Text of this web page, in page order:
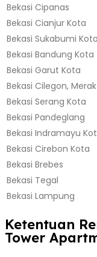
Bekasi Cipanas
Bekasi Cianjur Kota
Bekasi Sukabumi Kota
Bekasi Bandung Kota
Bekasi Garut Kota
Bekasi Cilegon, Merak
Bekasi Serang Kota
Bekasi Pandeglang
Bekasi Indramayu
Bekasi Cirebon Kota
Bekasi Brebes
Bekasi Tegal
Bekasi Lampung
Ketentuan
Tower